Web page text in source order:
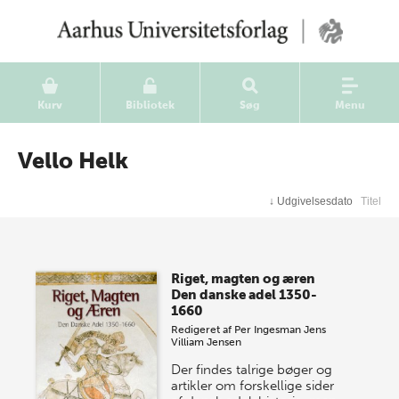
Kurv Bibliotek Søg Menu
Vello Helk
↓ Udgivelsesdato Titel
Riget, magten og æren
Den danske adel 1350-
1660
Redigeret af Per Ingesman Jens
Villiam Jensen
Der findes talrige bøger og
artikler om forskellige sider